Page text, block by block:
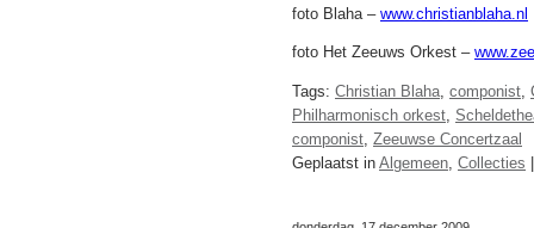
foto Blaha – www.christianblaha.nl
foto Het Zeeuws Orkest –
Tags: Christian Blaha, componist,
Philharmonisch orkest,
componist, Zeeuwse Concertzaal
Geplaatst in Algemeen, Collecties